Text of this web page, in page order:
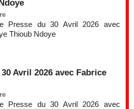
Presse du 30 Avril 2026 avec
Thioub Ndoye
Avril 2026 avec Fabrice
Presse du 30 Avril 2026 avec